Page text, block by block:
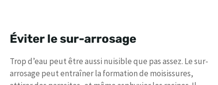
Éviter le sur-arrosage
Trop d’eau peut être aussi nuisible que pas assez. Le sur-
arrosage peut entraîner la formation de moisissures,